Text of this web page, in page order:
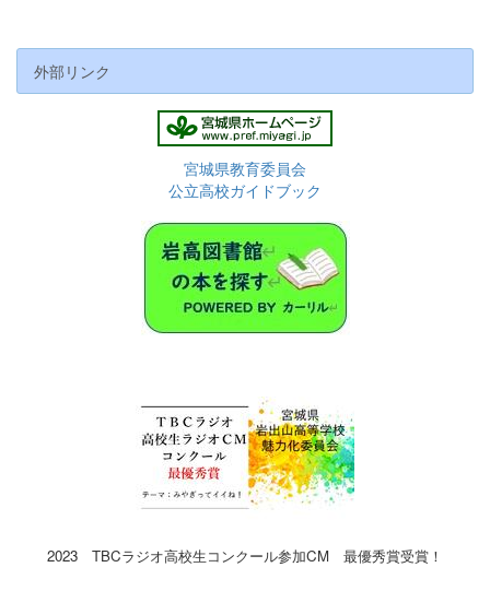
外部リンク
宮城県教育委員会
公立高校ガイドブック
2023 TBCラジオ高校生コンクール参加CM 最優秀賞受賞！